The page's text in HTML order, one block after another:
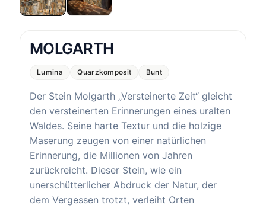
MOLGARTH
Lumina Quarzkomposit Bunt
Der Stein Molgarth „Versteinerte Zeit“ gleicht
den versteinerten Erinnerungen eines uralten
Waldes. Seine harte Textur und die holzige
Maserung zeugen von einer natürlichen
Erinnerung, die Millionen von Jahren
zurückreicht. Dieser Stein, wie ein
unerschütterlicher Abdruck der Natur, der
dem Vergessen trotzt, verleiht Orten